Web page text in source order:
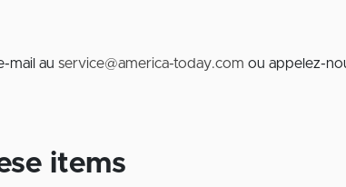
mail au service@america-today.com ou appelez-
items